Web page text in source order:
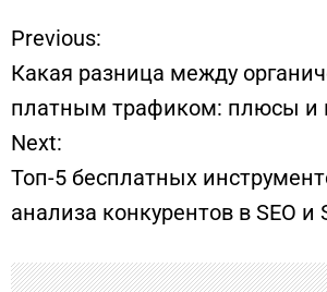
Н
а
в
и
г
Previous:
Какая разница между
платным трафиком: плюсы и
Next:
Топ-5 бесплатных
анализа конкурентов в SEO и